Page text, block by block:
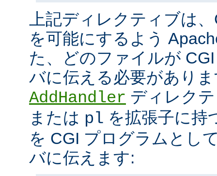
上記ディレクティブは
を可能にするよう
た、どのファイルが
バに伝える必要があり
AddHandler ディレク
または pl を拡張子に持
を CGI プログラムとし
バに伝えます: